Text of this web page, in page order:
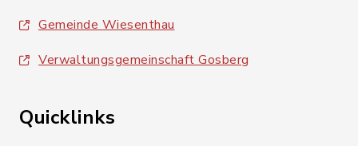
Gemeinde Wiesenthau
Verwaltungsgemeinschaft Gosberg
Quicklinks